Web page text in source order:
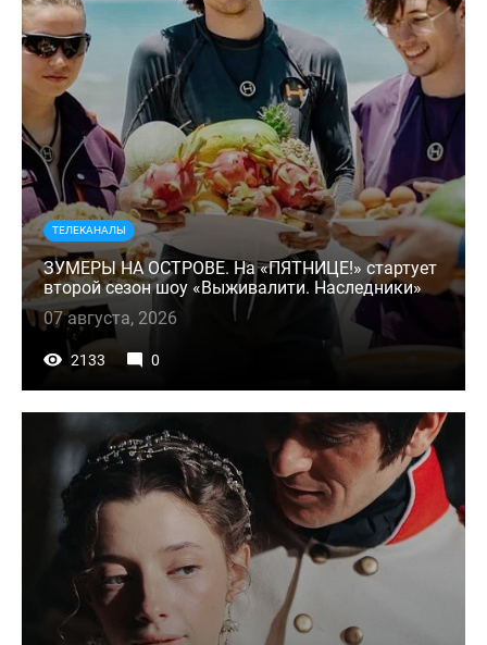
ТЕЛЕКАНАЛЫ
ЗУМЕРЫ НА ОСТРОВЕ. На «ПЯТНИЦЕ!» стартует
второй сезон шоу «Выживалити. Наследники»
07 августа, 2026
2133 0